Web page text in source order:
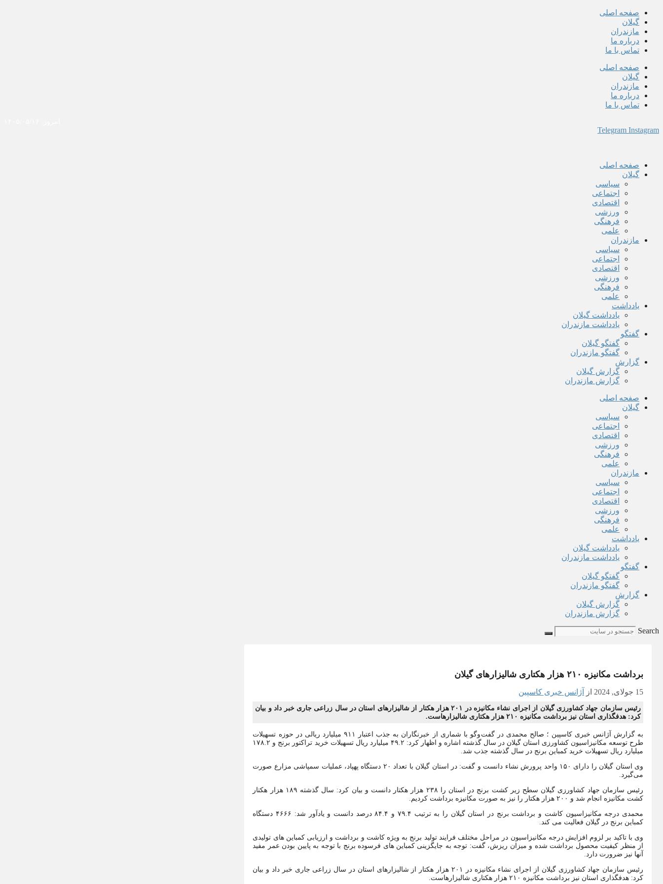
پرش
محتوا
صفحه اصلی
گیلان
مازندران
درباره ما
تماس با ما
صفحه اصلی
گیلان
مازندران
درباره ما
تماس با ما
Telegram Instagram
صفحه اصلی
گیلان
سیاسی
اجتماعی
اقتصادی
ورزشی
فرهنگی
علمی
مازندران
سیاسی
اجتماعی
اقتصادی
ورزشی
فرهنگی
علمی
یادداشت
یادداشت گیلان
یادداشت مازندران
گفتگو
گفتگو گیلان
گفتگو مازندران
گزارش
گزارش گیلان
گزارش مازندران
صفحه اصلی
گیلان
سیاسی
اجتماعی
اقتصادی
ورزشی
فرهنگی
علمی
مازندران
سیاسی
اجتماعی
اقتصادی
ورزشی
فرهنگی
علمی
یادداشت
یادداشت گیلان
یادداشت مازندران
گفتگو
گفتگو گیلان
گفتگو مازندران
گزارش
گزارش گیلان
گزارش مازندران
Search
برداشت مکانیزه ۲۱۰ هزار هکتاری شالیزارهای گیلان
15 جولای, 2024 از آژانس خبری کاسپین
رئیس سازمان جهاد کشاورزی گیلان از اجرای نشاء مکانیزه در ۲۰۱ هزار هکتار از شالیزارهای استان در سال زراعی جاری خبر داد و بیان
کرد: هدفگذاری استان نیز برداشت مکانیزه ۲۱۰ هزار هکتاری شالیزارهاست.
به گزارش آژانس خبری کاسپین ؛ صالح محمدی در گفت وگو با شماری از خبرنگاران به جذب اعتبار ۹۱۱ میلیارد ریالی در حوزه تسهیلات
طرح توسعه مکانیزاسیون کشاورزی استان گیلان در سال گذشته اشاره و اظهار کرد: ۴۹.۲ میلیارد ریال تسهیلات خرید تراکتور برنج و ۱۷۸.۲
میلیارد ریال تسهیلات خرید کمباین برنج در سال گذشته جذب شد.
وی استان گیلان را دارای ۱۵۰ واحد پرورش نشاء دانست و گفت: در استان گیلان با تعداد ۲۰ دستگاه پهپاد، عملیات سمپاشی مزارع صورت
می‌گیرد.
رئیس سازمان جهاد کشاورزی گیلان سطح زیر کشت برنج در استان را ۲۳۸ هزار هکتار دانست و بیان کرد: سال گذشته ۱۸۹ هزار هکتار
کشت مکانیزه انجام شد و ۲۰۰ هزار هکتار را نیز به صورت مکانیزه برداشت کردیم.
محمدی درجه مکانیزاسیون کاشت و برداشت برنج در استان گیلان را به ترتیب ۷۹.۴ و ۸۴.۴ درصد دانست و یادآور شد: ۴۶۶۶ دستگاه
کمباین برنج در گیلان فعالیت می کند.
وی با تاکید بر لزوم افزایش درجه مکانیزاسیون در مراحل مختلف فرایند تولید برنج به ویژه کاشت و برداشت و ارزیابی کمباین های تولیدی
از منظر کیفیت محصول برداشت شده و میزان ریزش، گفت: توجه به جایگزینی کمباین های فرسوده برنج با توجه به پایین بودن عمر مفید
آنها نیز ضرورت دارد.
رئیس سازمان جهاد کشاورزی گیلان از اجرای نشاء مکانیزه در ۲۰۱ هزار هکتار از شالیزارهای استان در سال زراعی جاری خبر داد و بیان
کرد: هدفگذاری استان نیز برداشت مکانیزه ۲۱۰ هزار هکتاری شالیزارهاست.